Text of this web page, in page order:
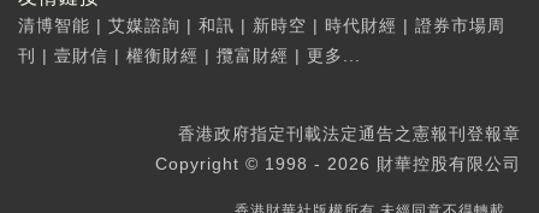
清博智能 | 艾媒諮詢 | 和訊 | 新時空 | 時代財經 | 證券市場周
刊
| 壹財信 | 權衡財經 | 攬富財經 | 更多...
香港政府指定刊載法定通告之憲報刊登報章
Copyright © 1998 - 2026 財華控股有限公司